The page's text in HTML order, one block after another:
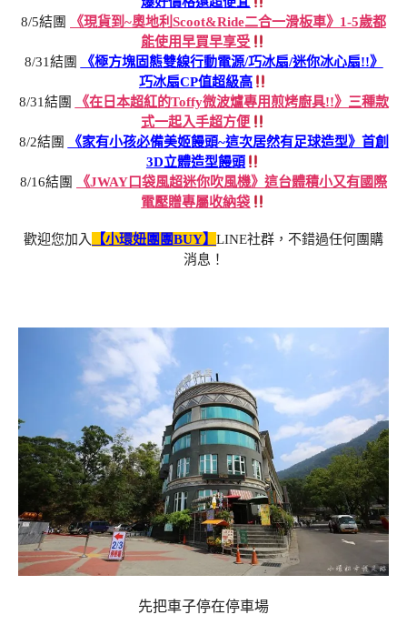
8/5結團
《現貨到~奧地利Scoot&Ride二合一滑板車》1-5歲都
能使用早買早享受
8/31結團
《極方塊固態雙線行動電源/巧冰扇/迷你冰心扇!!》
巧冰扇CP值超級高
8/31結團
《在日本超紅的Toffy微波爐專用煎烤廚具!!》三種款
式一起入手超方便
8/2結團
《家有小孩必備美姬饅頭~這次居然有足球造型》首創
3D立體造型饅頭
8/16結團
《JWAY口袋風超迷你吹風機》這台體積小又有國際
電壓贈專屬收納袋
歡迎您加入 【小環妞團團BUY】 LINE社群，不錯過任何團購
消息！
先把車子停在停車場